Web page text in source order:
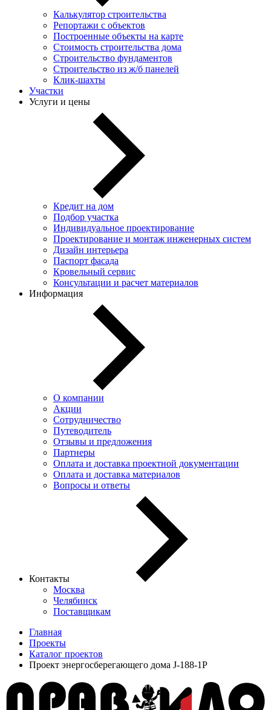
Калькулятор строительства
Репортажи с объектов
Построенные объекты на карте
Стоимость строительства дома
Строительство фундаментов
Строительство из ж/б панелей
Клик-шахты
Участки
Услуги и цены
Кредит на дом
Подбор участка
Индивидуальное проектирование
Проектирование и монтаж инженерных систем
Дизайн интерьера
Паспорт фасада
Кровельный сервис
Консультации и расчет материалов
Информация
О компании
Акции
Сотрудничество
Путеводитель
Отзывы и предложения
Партнеры
Оплата и доставка проектной документации
Оплата и доставка материалов
Вопросы и ответы
Контакты
Москва
Челябинск
Поставщикам
Главная
Проекты
Каталог проектов
Проект энергосберегающего дома J-188-1P